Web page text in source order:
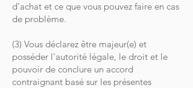
d'achat et ce que vous pouvez faire en cas
de problème.
(3) Vous déclarez être majeur(e) et
posséder l'autorité légale, le droit et le
pouvoir de conclure un accord
contraignant basé sur les présentes